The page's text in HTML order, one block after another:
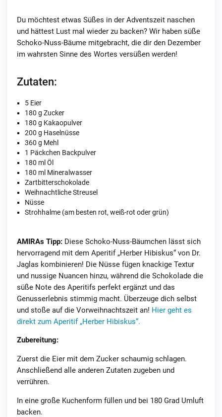
Du möchtest etwas Süßes in der Adventszeit naschen
und hättest Lust mal wieder zu backen? Wir haben süße
Schoko-Nuss-Bäume mitgebracht, die dir den Dezember
im wahrsten Sinne des Wortes versüßen werden!
Zutaten:
5 Eier
180 g Zucker
180 g Kakaopulver
200 g Haselnüsse
360 g Mehl
1 Päckchen Backpulver
180 ml Öl
180 ml Mineralwasser
Zartbitterschokolade
Weihnachtliche Streusel
Nüsse
Strohhalme (am besten rot, weiß-rot oder grün)
AMIRAs Tipp: Diese Schoko-Nuss-Bäumchen lässt sich
hervorragend mit dem Aperitif „Herber Hibiskus“ von Dr.
Jaglas kombinieren! Die Nüsse fügen knackige Textur
und nussige Nuancen hinzu, während die Schokolade die
süße Note des Aperitifs perfekt ergänzt und das
Genusserlebnis stimmig macht. Überzeuge dich selbst
und stoße auf die Vorweihnachtszeit an! Hier geht es
direkt zum Aperitif „Herber Hibiskus“.
Zubereitung:
Zuerst die Eier mit dem Zucker schaumig schlagen.
Anschließend alle anderen Zutaten zugeben und
verrühren.
In eine große Kuchenform füllen und bei 180 Grad Umluft
backen.